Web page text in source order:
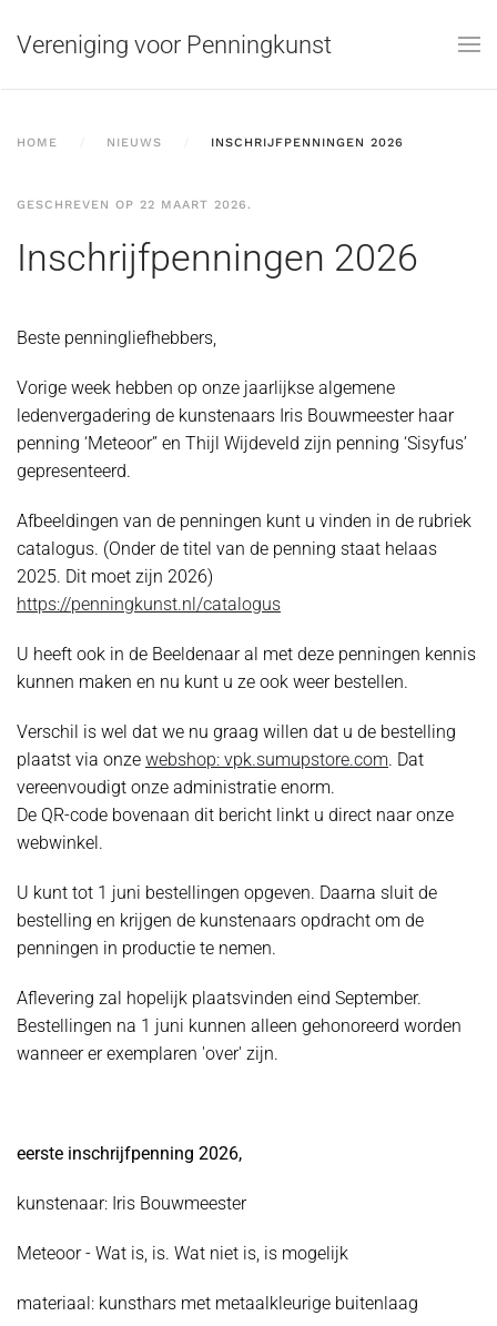
Skip to main content
Vereniging voor Penningkunst
HOME NIEUWS INSCHRIJFPENNINGEN 2026
GESCHREVEN OP 22 MAART 2026 .
Inschrijfpenningen 2026
Beste penningliefhebbers,
Vorige week hebben op onze jaarlijkse algemene
ledenvergadering de kunstenaars Iris Bouwmeester haar
penning ‘Meteoor” en Thijl Wijdeveld zijn penning ‘Sisyfus’
gepresenteerd.
Afbeeldingen van de penningen kunt u vinden in de rubriek
catalogus. (Onder de titel van de penning staat helaas
2025. Dit moet zijn 2026)
https://penningkunst.nl/catalogus
U heeft ook in de Beeldenaar al met deze penningen kennis
kunnen maken en nu kunt u ze ook weer bestellen.
Verschil is wel dat we nu graag willen dat u de bestelling
plaatst via onze webshop: vpk.sumupstore.com. Dat
vereenvoudigt onze administratie enorm.
De QR-code bovenaan dit bericht linkt u direct naar onze
webwinkel.
U kunt tot 1 juni bestellingen opgeven. Daarna sluit de
bestelling en krijgen de kunstenaars opdracht om de
penningen in productie te nemen.
Aflevering zal hopelijk plaatsvinden eind September.
Bestellingen na 1 juni kunnen alleen gehonoreerd worden
wanneer er exemplaren 'over' zijn.
eerste inschrijfpenning 2026,
kunstenaar: Iris Bouwmeester
Meteoor - Wat is, is. Wat niet is, is mogelijk
materiaal: kunsthars met metaalkleurige buitenlaag